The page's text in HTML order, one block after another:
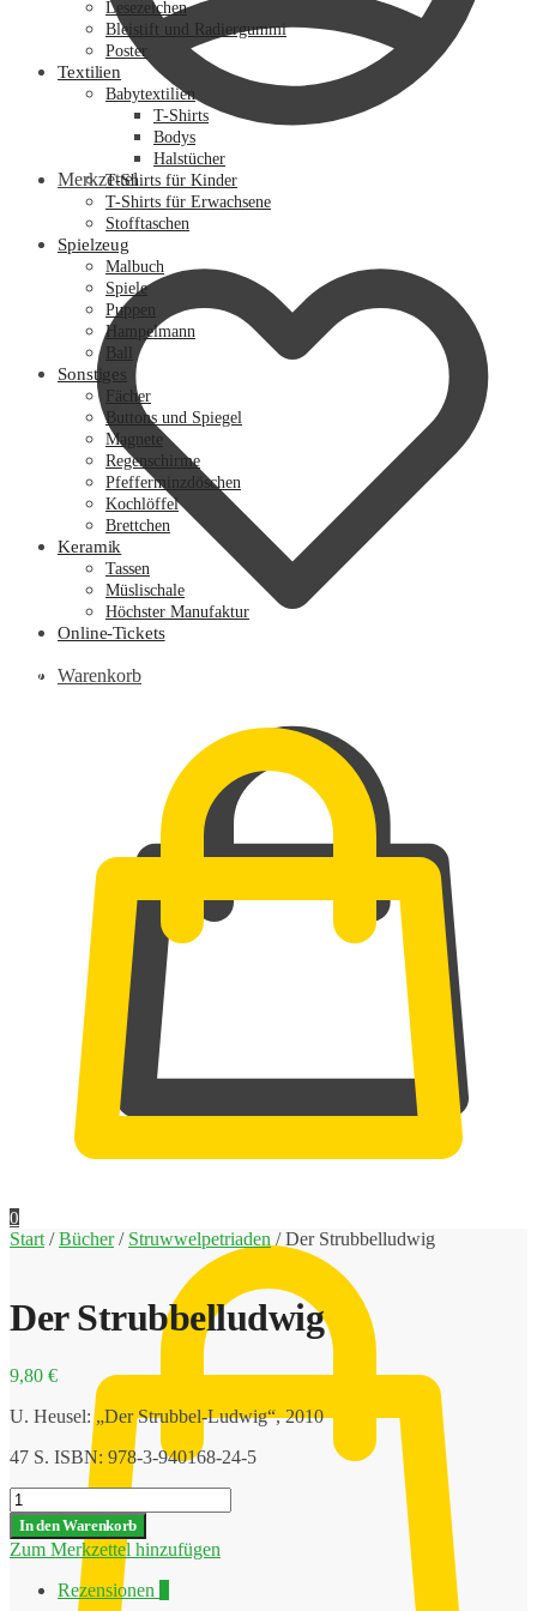
Merkzettel
Warenkorb
Lesezeichen
Bleistift und Radiergummi
Poster
Textilien
Babytextilien
T-Shirts
Bodys
Halstücher
T-Shirts für Kinder
T-Shirts für Erwachsene
Stofftaschen
Spielzeug
Malbuch
Spiele
Puppen
Hampelmann
Ball
Sonstiges
Fächer
Buttons und Spiegel
Magnete
Regenschirme
Pfefferminzdöschen
Kochlöffel
Brettchen
Keramik
Tassen
Müslischale
Höchster Manufaktur
Online-Tickets
0,00
0
Start /Bücher/ Struwwelpetriaden /Der Strubbelludwig
Der Strubbelludwig
9,80 €
U. Heusel: „Der Strubbel-Ludwig“, 2010
47 S. ISBN: 978-3-940168-24-5
Der
Strubbelludwig
Menge
In den Warenkorb
Zum Merkzettel hinzufügen
Rezensionen